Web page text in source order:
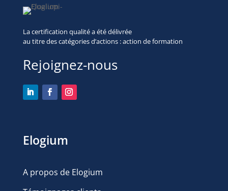
La certification qualité a été délivrée
au titre descatégories d’actions : action de formation
Rejoignez-nous
Elogium
A propos de Elogium